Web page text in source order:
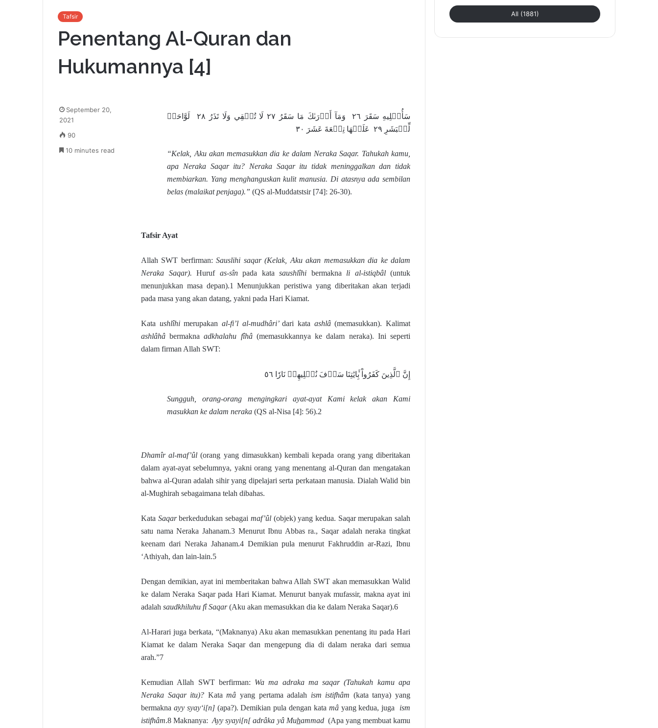
Tafsir
Penentang Al-Quran dan
Hukumannya [4]
سَأُصۡلِيهِ سَقَرَ ٢٦ وَمَآ أَدۡرَىٰكَ مَا سَقَرُ ٢٧ لَا تُبۡقِي وَلَا تَذَرُ ٢٨ لَوَّاحَةٞ
لِّلۡبَشَرِ ٢٩ عَلَيۡهَا تِسۡعَةَ عَشَرَ ٣٠
“Kelak, Aku akan memasukkan dia ke dalam Neraka Saqar. Tahukah kamu,
apa Neraka Saqar itu? Neraka Saqar itu tidak meninggalkan dan tidak
membiarkan. Yang menghanguskan kulit manusia. Di atasnya ada sembilan
belas (malaikat penjaga).”(QS al-Muddatstsir [74]: 26-30).
Tafsir Ayat
Allah SWT berfirman:Sauslihi saqar (Kelak, Aku akan memasukkan dia ke dalam
Neraka Saqar). Huruf as-sîn pada kata saushlîhi bermakna li al-istiqbâl (untuk
menunjukkan masa depan).1 Menunjukkan peristiwa yang diberitakan akan terjadi
pada masa yang akan datang, yakni pada Hari Kiamat.
Kata ushlîhimerupakanal-fi’l al-mudhâri’dari kata ashlâ(memasukkan). Kalimat
ashlâhâ bermaknaadkhalahu fîhâ(memasukkannya ke dalam neraka). Ini seperti
dalam firman Allah SWT:
إِنَّ ٱلَّذِينَ كَفَرُواْ بِ‍َٔايَٰتِنَا سَوۡفَ نُصۡلِيهِمۡ نَارٗا ٥٦
Sungguh, orang-orang mengingkari ayat-ayat Kami kelak akan Kami
masukkan ke dalam neraka (QS al-Nisa [4]: 56).2
Dhamîr al-maf’ûl (orang yang dimasukkan) kembali kepada orang yang diberitakan
dalam ayat-ayat sebelumnya, yakni orang yang menentang al-Quran dan mengatakan
bahwa al-Quran adalah sihir yang dipelajari serta perkataan manusia. Dialah Walid bin
al-Mughirah sebagaimana telah dibahas.
Kata Saqarberkedudukan sebagai maf’ûl (objek) yang kedua. Saqar merupakan salah
satu nama Neraka Jahanam.3 Menurut Ibnu Abbas ra., Saqar adalah neraka tingkat
keenam dari Neraka Jahanam.4 Demikian pula menurut Fakhruddin ar-Razi, Ibnu
‘Athiyah, dan lain-lain.5
Dengan demikian, ayat ini memberitakan bahwa Allah SWT akan memasukkan Walid
ke dalam Neraka Saqar pada Hari Kiamat. Menurut banyak mufassir, makna ayat ini
adalah saudkhiluhu fî Saqar(Aku akan memasukkan dia ke dalam Neraka Saqar).6
Al-Harari juga berkata, “(Maknanya) Aku akan memasukkan penentang itu pada Hari
Kiamat ke dalam Neraka Saqar dan mengepung dia di dalam neraka dari semua
arah.”7
Kemudian Allah SWT berfirman: Wa ma adraka ma saqar (Tahukah kamu apa
Neraka Saqar itu)? Katamâ yang pertama adalah ism istifhâm (kata tanya) yang
bermakna ayy syay‘i[n](apa?). Demikian pula dengan kata mâyang kedua, juga ism
istifhâm.8 Maknanya:Ayy syayi[n[ adrâka yâ Muhammad (Apa yang membuat kamu
September 20,
2021
90
10 minutes read
All (1881)